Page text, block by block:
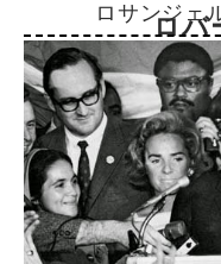
ロサンジェ
ロバ